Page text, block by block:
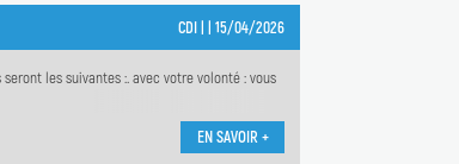
CDI | | 15/04/2026
seront les suivantes :. avec votre volonté : vous
EN SAVOIR +